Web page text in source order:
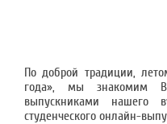
По доброй традиции,
года», мы знакомим
выпускниками нашего
студенческого онлайн-